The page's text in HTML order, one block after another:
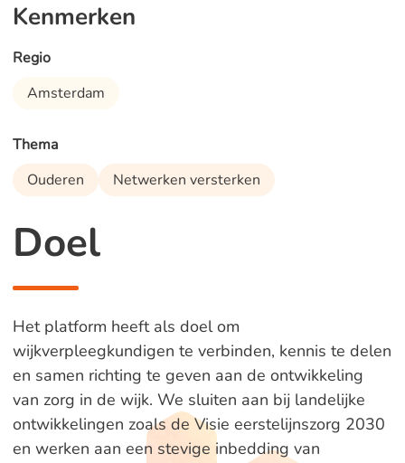
Doel
Het platform heeft als doel om
wijkverpleegkundigen te verbinden, kennis te delen
en samen richting te geven aan de ontwikkeling
van zorg in de wijk. We sluiten aan bij landelijke
ontwikkelingen zoals de Visie eerstelijnszorg 2030
en werken aan een stevige inbedding van
Kenmerken
Regio
Amsterdam
Thema
Ouderen
Netwerken versterken